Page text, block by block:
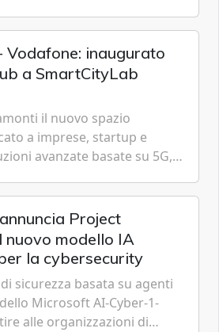
inaugurato
a SmartCityLab
il nuovo spazio
a imprese, startup e
avanzate basate su 5G,
Project
nuovo modello IA
la cybersecurity
sicurezza basata su agenti
Microsoft AI-Cyber-1-
alle organizzazioni di